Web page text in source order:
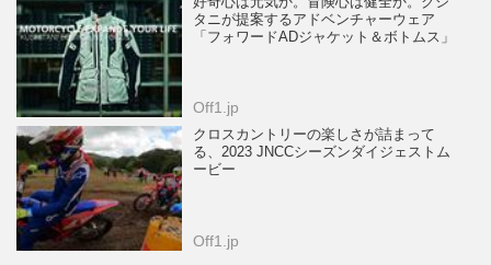
タニが提案するアドベンチャーウェア
「フォワードADジャケット＆ボトムス」
Off1.jp
クロスカントリーの楽しさが詰まって
る、2023 JNCCシーズンダイジェストム
ービー
Off1.jp